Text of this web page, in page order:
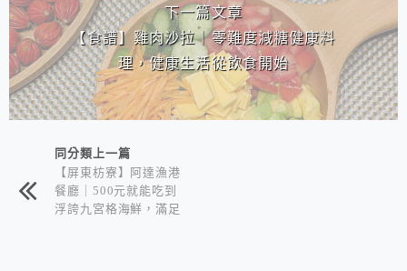
下一篇文章
【食譜】雞肉沙拉｜零難度減糖健康料
理，健康生活從飲食開始
同分類上一篇
【屏東枋寮】阿達漁港
餐廳｜500元就能吃到
浮誇九宮格海鮮，滿足